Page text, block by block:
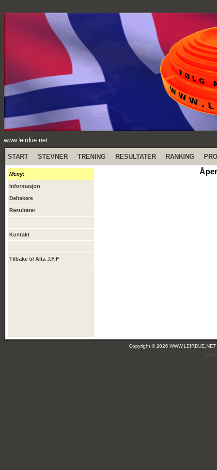
www.leirdue.net
START STEVNER TRENING RESULTATER RANKING
Meny:
Informasjon
Deltakere
Resultater
Kontakt
Tilbake til Alta J.F.F
Copyright © 2026